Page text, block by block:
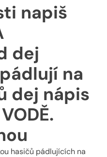
napiš
dej
na
dej nápis
hasičů pádlujících na